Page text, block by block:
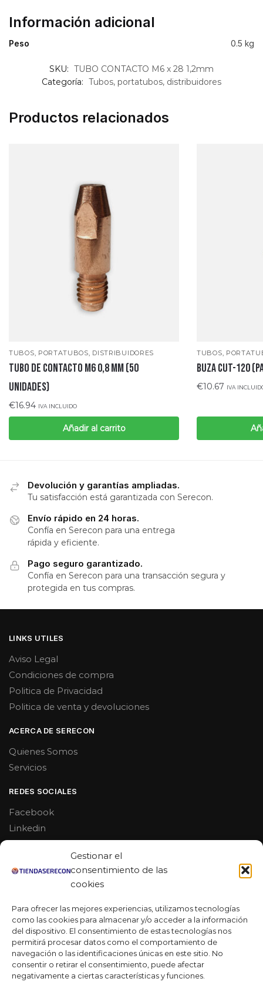
Gestionar el
consentimiento de las
cookies
Para ofrecer las mejores experiencias, utilizamos tecnologías
como las cookies para almacenar y/o acceder a la información
del dispositivo. El consentimiento de estas tecnologías nos
permitirá procesar datos como el comportamiento de
navegación o las identificaciones únicas en este sitio. No
consentir o retirar el consentimiento, puede afectar
negativamente a ciertas características y funciones.
Información adicional
Peso 0.5 kg
SKU: TUBO CONTACTO M6 x 28 1,2mm
Categoría: Tubos, portatubos, distribuidores
Productos relacionados
TUBOS, PORTATUBOS, DISTRIBUIDORES
TUBO DE CONTACTO M6 0,8 MM (50
UNIDADES)
€16.94 IVA INCLUIDO
Añadir al carrito
TUBOS,
BUZA CUT-120
€10.67 IVA
Devolución y garantías ampliadas.
Tu satisfacción está garantizada con Serecon.
Envío rápido en 24 horas.
Confía en Serecon para una entrega
rápida y eficiente.
Pago seguro garantizado.
Confía en Serecon para una transacción segura y
protegida en tus compras.
LINKS UTILES
Aviso Legal
Condiciones de compra
Politica de Privacidad
Politica de venta y devoluciones
ACERCA DE SERECON
Quienes Somos
Servicios
REDES SOCIALES
Facebook
Linkedin
Youtube
MAS DE 50 RESEÑAS
★★★★★
La verdad es que fue una compra muy económica, la
calidad mucho mejor de lo que esperaba y la entrega en un
día. ¡Estoy muy satisfecha con la atención al cliente y el
servicio!